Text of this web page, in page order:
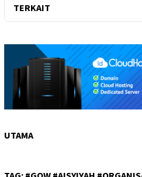
TERKAIT
UTAMA